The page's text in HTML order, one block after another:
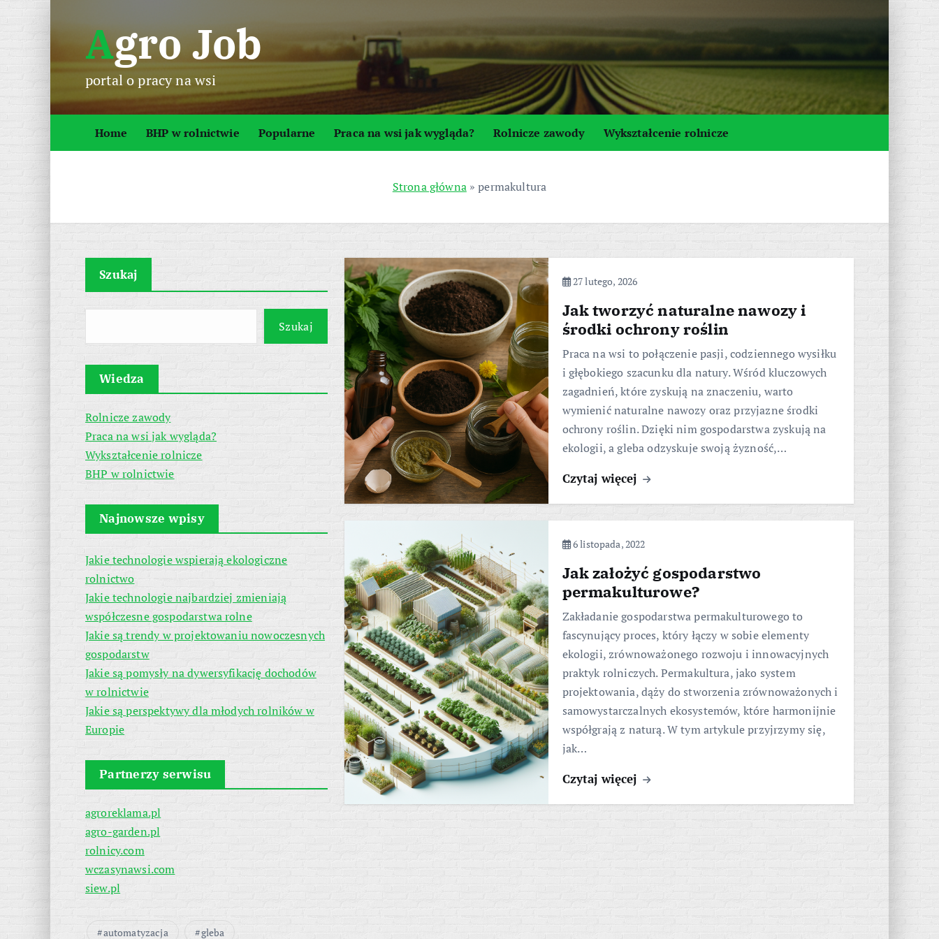
p
o
Agro Job
portal o pracy na wsi
Home BHP w rolnictwie Popularne Praca na wsi jak wygląda? Rolnicze zawody Wykształcenie rolnicze
Strona główna»permakultura
Szukaj
Szukaj
Wiedza
Rolnicze zawody
Praca na wsi jak wygląda?
Wykształcenie rolnicze
BHP w rolnictwie
Najnowsze wpisy
Jakie technologie wspierają ekologiczne
rolnictwo
Jakie technologie najbardziej zmieniają
współczesne gospodarstwa rolne
Jakie są trendy w projektowaniu nowoczesnych
gospodarstw
Jakie są pomysły na dywersyfikację dochodów
w rolnictwie
Jakie są perspektywy dla młodych rolników w
Europie
Partnerzy serwisu
agroreklama.pl
agro-garden.pl
rolnicy.com
wczasynawsi.com
siew.pl
automatyzacja gleba
27 lutego, 2026
Jak tworzyć naturalne nawozy i
środki ochrony roślin
Praca na wsi to połączenie pasji, codziennego wysiłku
i głębokiego szacunku dla natury. Wśród kluczowych
zagadnień, które zyskują na znaczeniu, warto
wymienić naturalne nawozy oraz przyjazne środki
ochrony roślin. Dzięki nim gospodarstwa zyskują na
ekologii, a gleba odzyskuje swoją żyzność,…
Czytaj więcej
6 listopada, 2022
Jak założyć gospodarstwo
permakulturowe?
Zakładanie gospodarstwa permakulturowego to
fascynujący proces, który łączy w sobie elementy
ekologii, zrównoważonego rozwoju i innowacyjnych
praktyk rolniczych. Permakultura, jako system
projektowania, dąży do stworzenia zrównoważonych i
samowystarczalnych ekosystemów, które harmonijnie
współgrają z naturą. W tym artykule przyjrzymy się,
jak…
Czytaj więcej